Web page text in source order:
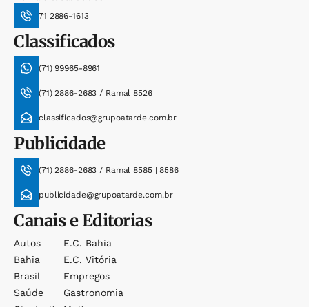
71 2886-1613
Classificados
(71) 99965-8961
(71) 2886-2683 / Ramal 8526
classificados@grupoatarde.com.br
Publicidade
(71) 2886-2683 / Ramal 8585 | 8586
publicidade@grupoatarde.com.br
Canais e Editorias
Autos
Bahia
Brasil
Saúde
E.c. Bahia
E.c. Vitória
Empregos
Gastronomia